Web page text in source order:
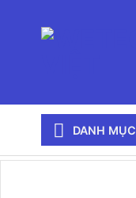
DANH